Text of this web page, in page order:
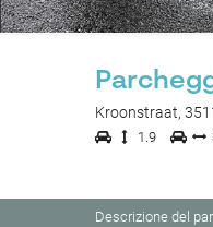
Kroonstraat,
1.9
Descrizione del